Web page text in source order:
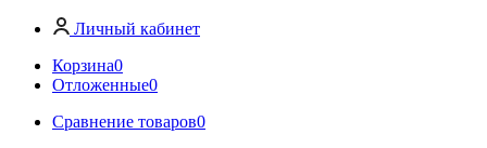
Личный кабинет
Корзина0
Отложенные0
Сравнение товаров0